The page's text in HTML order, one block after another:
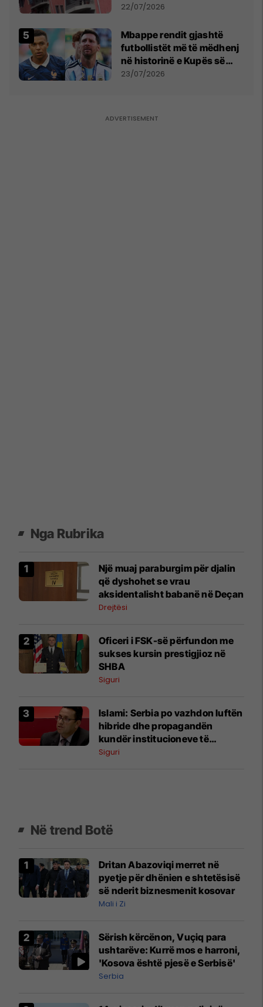
22/07/2026
Mbappe rendit gjashtë
futbollistët më të mëdhenj
në historinë e Kupës së
Botës, Messi mbetet i dyti
23/07/2026
Nga Rubrika
Një muaj paraburgim për djalin
që dyshohet se vrau
aksidentalisht babanë në Deçan
Drejtësi
Oficeri i FSK-së përfundon me
sukses kursin prestigjioz në
SHBA
Siguri
Islami: Serbia po vazhdon luftën
hibride dhe propagandën
kundër institucioneve të
Kosovës
Siguri
Në trend Botë
Dritan Abazoviqi merret në
pyetje për dhënien e shtetësisë
së nderit biznesmenit kosovar
Mali i Zi
Sërish kërcënon, Vuçiq para
ushtarëve: Kurrë mos e harroni,
'Kosova është pjesë e Serbisë'
Serbia